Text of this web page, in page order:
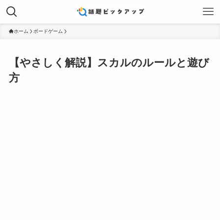
ホーム ボードゲーム
【やさしく解説】スカルのルールと遊び
方